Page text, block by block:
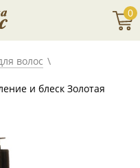
0
волос
и блеск Золотая